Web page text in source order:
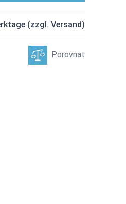
(zzgl. Versand)
Porovnat